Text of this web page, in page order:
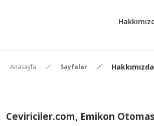
Anasayfa Sayfalar Hakkımızda
Ceviriciler.com, Emikon